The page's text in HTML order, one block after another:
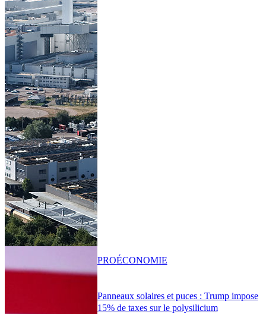
Panneaux solaires et puces : Trump impose
15% de taxes sur le polysilicium
PROÉCONOMIE